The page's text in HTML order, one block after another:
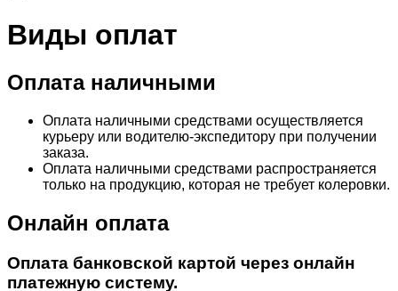
Виды оплат
Оплата наличными
Оплата наличными средствами осуществляется
курьеру или водителю-экспедитору при получении
заказа.
Оплата наличными средствами распространяется
только на продукцию, которая не требует колеровки.
Онлайн оплата
Оплата банковской картой через онлайн
платежную систему.